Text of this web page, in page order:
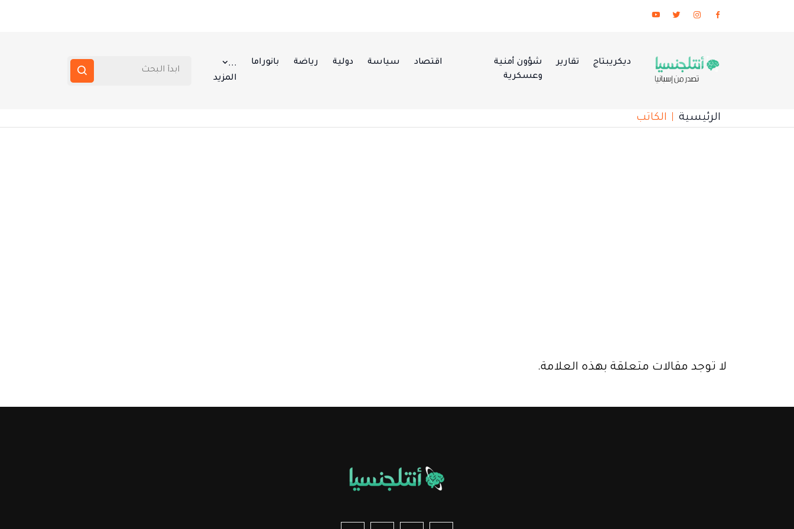
ديكريبتاج تقارير
شؤون أمنية
وعسكرية
اقتصاد سياسة دولية رياضة بانوراما
...
المزيد
الرئيسية الكاتب
لا توجد مقالات متعلقة بهذه العلامة.